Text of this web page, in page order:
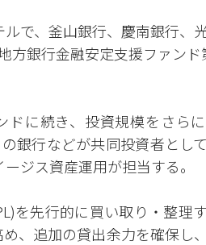
で、釜山銀行、慶南銀行、
方銀行金融安定支援ファン
に続き、投資規模をさら
銀行などが共同投資者とし
ジス資産運用が担当する。
を先行的に買い取り・整理
、追加の貸出余力を確保し